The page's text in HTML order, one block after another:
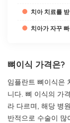
치아 치료를
치아가 자꾸
뼈이식 가격은?
임플란트 뼈이식은
니다. 뼈 이식의 가
라 다르며, 해당 병
반적으로 수술이 많